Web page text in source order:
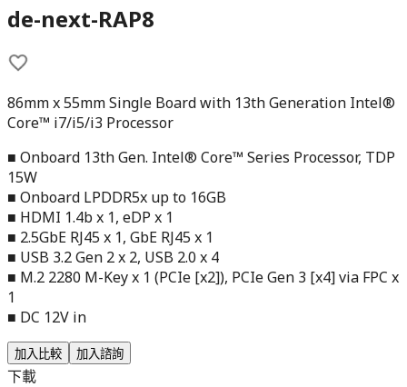
de-next-RAP8
86mm x 55mm Single Board with 13th Generation Intel®
Core™ i7/i5/i3 Processor
■ Onboard 13th Gen. Intel® Core™ Series Processor, TDP
15W
■ Onboard LPDDR5x up to 16GB
■ HDMI 1.4b x 1, eDP x 1
■ 2.5GbE RJ45 x 1, GbE RJ45 x 1
■ USB 3.2 Gen 2 x 2, USB 2.0 x 4
■ M.2 2280 M-Key x 1 (PCIe [x2]), PCIe Gen 3 [x4] via FPC x
1
■ DC 12V in
加入比較 加入諮詢
下載